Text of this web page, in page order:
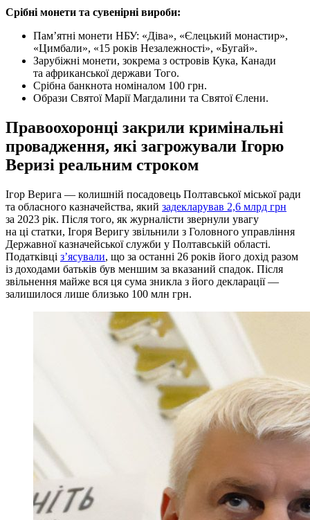
Срібні монети та сувенірні вироби:
Пам’ятні монети НБУ: «Діва», «Єлецький монастир»,
«Цимбали», «15 років Незалежності», «Бугай».
Зарубіжні монети, зокрема з островів Кука, Канади
та африканської держави Того.
Срібна банкнота номіналом 100 грн.
Образи Святої Марії Магдалини та Святої Єлени.
Правоохоронці закрили кримінальні
провадження, які загрожували Ігорю
Веризі реальним строком
Ігор Верига — колишній посадовець Полтавської міської ради
та обласного казначейства, який задекларував 2,6 млрд грн
за 2023 рік. Після того, як журналісти звернули увагу
на ці статки, Ігоря Веригу звільнили з Головного управління
Державної казначейської служби у Полтавській області.
Податківці з’ясували, що за останні 26 років його дохід разом
із доходами батьків був меншим за вказаний спадок. Після
звільнення майже вся ця сума зникла з його декларації —
залишилося лише близько 100 млн грн.